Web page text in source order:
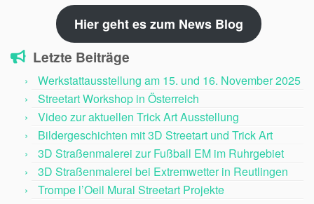
Hier geht es zum News Blog
Letzte Beiträge
Werkstattausstellung am 15. und 16. November 2025
Streetart Workshop in Österreich
Video zur aktuellen Trick Art Ausstellung
Bildergeschichten mit 3D Streetart und Trick Art
3D Straßenmalerei zur Fußball EM im Ruhrgebiet
3D Straßenmalerei bei Extremwetter in Reutlingen
Trompe l’Oeil Mural Streetart Projekte